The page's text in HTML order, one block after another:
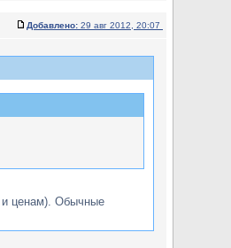
Добавлено: 29 авг 2012, 20:07
и ценам). Обычные